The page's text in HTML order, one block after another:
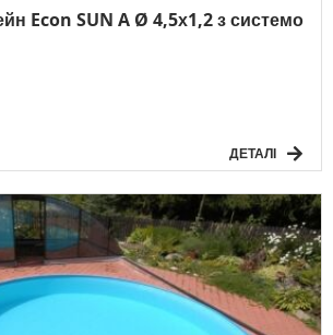
Econ SUN A Ø 4,5х1,2 з системо
ДЕТАЛІ